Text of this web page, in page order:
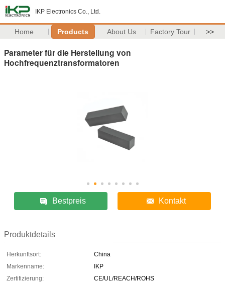
IKP Electronics Co., Ltd.
Home Products About Us Factory Tour >>
Parameter für die Herstellung von
Hochfrequenztransformatoren
Bestpreis Kontakt
Produktdetails
Herkunftsort:
China
Markenname:
IKP
Zertifizierung:
CE/UL/REACH/ROHS